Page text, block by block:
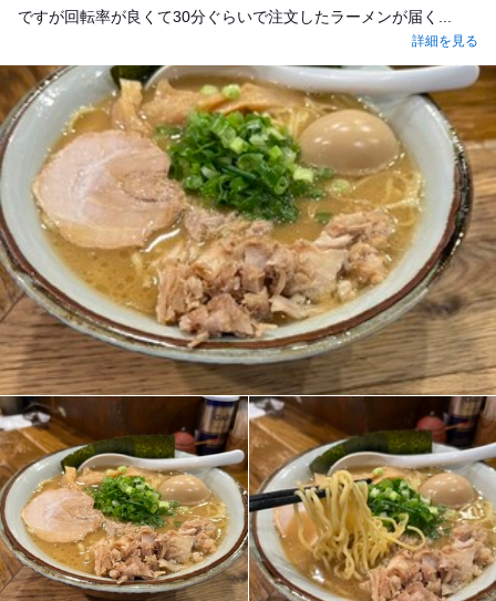
ですが回転率が良くて30分ぐらいで注文したラーメンが届く...
詳細を見る